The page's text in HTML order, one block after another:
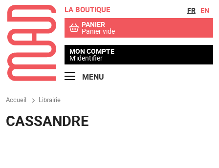
Aller au menu
Aller au contenu FR EN
LA BOUTIQUE
PANIER
Panier vide
MON COMPTE
M'identifier
MENU
Accueil Librairie
CASSANDRE